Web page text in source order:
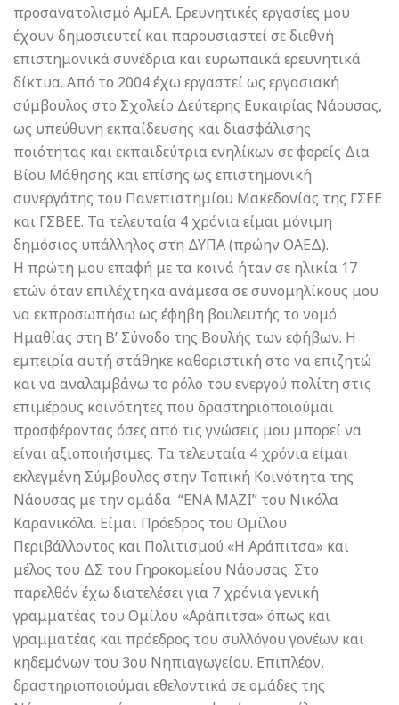
προσανατολισμό ΑμΕΑ. Ερευνητικές εργασίες μου
έχουν δημοσιευτεί και παρουσιαστεί σε διεθνή
επιστημονικά συνέδρια και ευρωπαϊκά ερευνητικά
δίκτυα. Από το 2004 έχω εργαστεί ως εργασιακή
σύμβουλος στο Σχολείο Δεύτερης Ευκαιρίας Νάουσας,
ως υπεύθυνη εκπαίδευσης και διασφάλισης
ποιότητας και εκπαιδεύτρια ενηλίκων σε φορείς Δια
Βίου Μάθησης και επίσης ως επιστημονική
συνεργάτης του Πανεπιστημίου Μακεδονίας της ΓΣΕΕ
και ΓΣΒΕΕ. Τα τελευταία 4 χρόνια είμαι μόνιμη
δημόσιος υπάλληλος στη ΔΥΠΑ (πρώην ΟΑΕΔ).
Η πρώτη μου επαφή με τα κοινά ήταν σε ηλικία 17
ετών όταν επιλέχτηκα ανάμεσα σε συνομηλίκους μου
να εκπροσωπήσω ως έφηβη βουλευτής το νομό
Ημαθίας στη Β’ Σύνοδο της Βουλής των εφήβων. Η
εμπειρία αυτή στάθηκε καθοριστική στο να επιζητώ
και να αναλαμβάνω το ρόλο του ενεργού πολίτη στις
επιμέρους κοινότητες που δραστηριοποιούμαι
προσφέροντας όσες από τις γνώσεις μου μπορεί να
είναι αξιοποιήσιμες. Τα τελευταία 4 χρόνια είμαι
εκλεγμένη Σύμβουλος στην Τοπική Κοινότητα της
Νάουσας με την ομάδα “ΕΝΑ ΜΑΖΙ” του Νικόλα
Καρανικόλα. Είμαι Πρόεδρος του Ομίλου
Περιβάλλοντος και Πολιτισμού «Η Αράπιτσα» και
μέλος του ΔΣ του Γηροκομείου Νάουσας. Στο
παρελθόν έχω διατελέσει για 7 χρόνια γενική
γραμματέας του Ομίλου «Αράπιτσα» όπως και
γραμματέας και πρόεδρος του συλλόγου γονέων και
κηδεμόνων του 3ου Νηπιαγωγείου. Επιπλέον,
δραστηριοποιούμαι εθελοντικά σε ομάδες της